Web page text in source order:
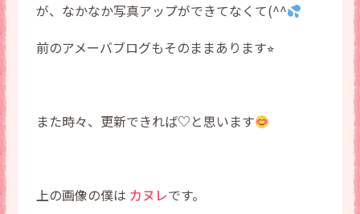
が、なかなか写真アップができてなくて(^^
前のアメーバブログもそのままあります⭐︎
また時々、更新できれば♡と思います
上の画像の僕は カヌレです。